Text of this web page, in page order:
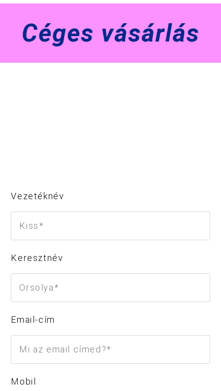
Céges vásárlás
Vezetéknév
Keresztnév
Email-cím
Mobil